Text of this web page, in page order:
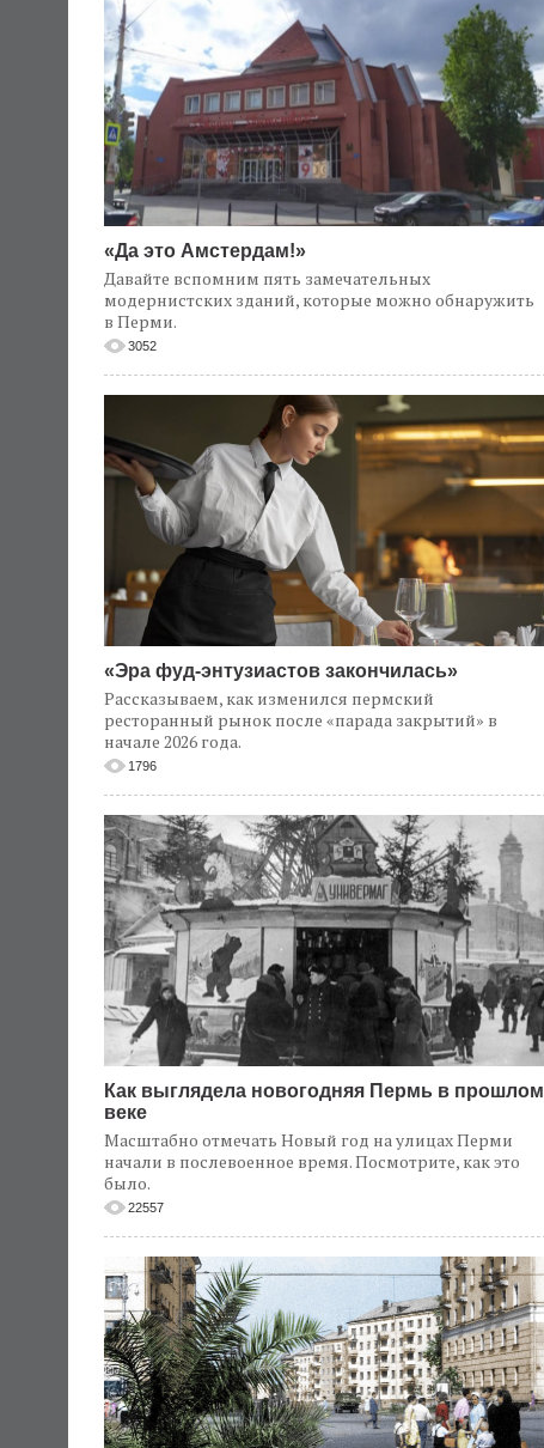
«Да это Амстердам!»
Давайте вспомним пять замечательных
модернистских зданий, которые можно обнаружить
в Перми.
3052
«Эра фуд-энтузиастов закончилась»
Рассказываем, как изменился пермский
ресторанный рынок после «парада закрытий» в
начале 2026 года.
1796
Как выглядела новогодняя Пермь в прошлом
веке
Масштабно отмечать Новый год на улицах Перми
начали в послевоенное время. Посмотрите, как это
было.
22557